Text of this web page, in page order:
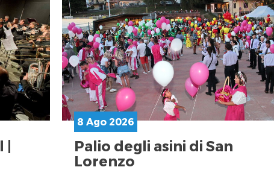
8 Ago 2026
Palio degli asini di San
Lorenzo